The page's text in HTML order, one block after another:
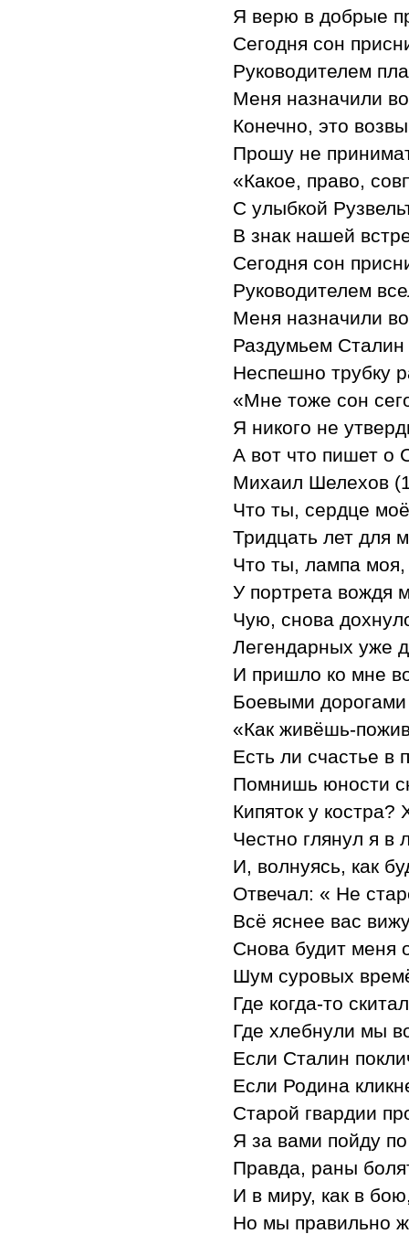
Я верю в добрые
Сегодня сон
Руководителем
Меня назначили
Конечно, это
Прошу не
«Какое, право,
С улыбкой
В знак нашей
Сегодня сон
Руководителем
Меня назначили
Раздумьем Сталин
Неспешно трубку
«Мне тоже сон
Я никого не
А вот что пишет о
Михаил Шелехов
Что ты, сердце
Тридцать лет для
Что ты, лампа
У портрета вождя
Чую, снова
Легендарных уже
И пришло ко мне
Боевыми
«Как живёшь-
Есть ли счастье в
Помнишь юности
Кипяток у костра?
Честно глянул я в
И, волнуясь, как
Отвечал: « Не
Всё яснее вас
Снова будит меня
Шум суровых
Где когда-то
Где хлебнули мы
Если Сталин
Если Родина
Старой гвардии
Я за вами пойду
Правда, раны
И в миру, как в
Но мы правильно